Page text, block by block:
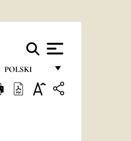
POLSKI
FRANÇAIS